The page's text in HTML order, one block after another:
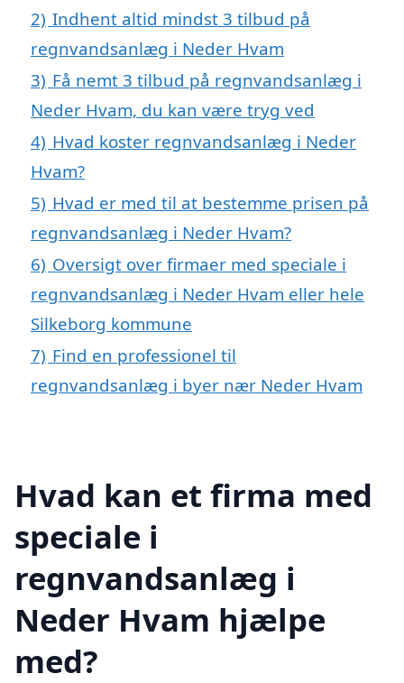
2) Indhent altid mindst 3 tilbud på
regnvandsanlæg i Neder Hvam
3) Få nemt 3 tilbud på regnvandsanlæg i
Neder Hvam, du kan være tryg ved
4) Hvad koster regnvandsanlæg i Neder
Hvam?
5) Hvad er med til at bestemme prisen på
regnvandsanlæg i Neder Hvam?
6) Oversigt over firmaer med speciale i
regnvandsanlæg i Neder Hvam eller hele
Silkeborg kommune
7) Find en professionel til
regnvandsanlæg i byer nær Neder Hvam
Hvad kan et firma med
speciale i
regnvandsanlæg i
Neder Hvam hjælpe
med?